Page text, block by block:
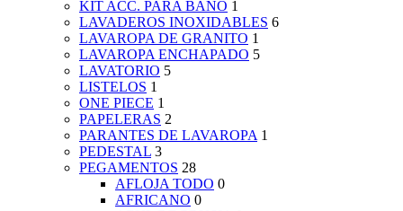
KIT ACC. PARA BAÑO 1
LAVADEROS INOXIDABLES 6
LAVAROPA DE GRANITO 1
LAVAROPA ENCHAPADO 5
LAVATORIO 5
LISTELOS 1
ONE PIECE 1
PAPELERAS 2
PARANTES DE LAVAROPA 1
PEDESTAL 3
PEGAMENTOS 28
AFLOJA TODO 0
AFRICANO 0